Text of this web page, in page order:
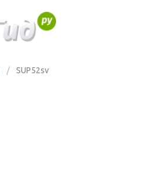
/ SUP52sv